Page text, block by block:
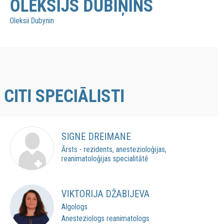
OLEKSIJS DUBIŅINS
Oleksii Dubynin
CITI SPECIĀLISTI
SIGNE DREIMANE
Ārsts - rezidents, anestezioloģijas,
reanimatoloģijas specialitātē
VIKTORIJA DŽABIJEVA
Algologs
Anesteziologs reanimatologs